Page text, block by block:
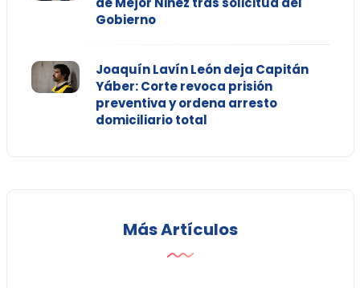
Gobierno
Joaquín Lavín León deja Capitán
Yáber: Corte revoca prisión
preventiva y ordena arresto
domiciliario total
Más Artículos